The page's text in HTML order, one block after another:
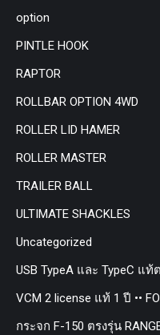
option
PINTLE HOOK
RAPTOR
ROLLBAR OPTION 4WD
ROLLER LID HAMER
ROLLER MASTER
TRAILER BALL
ULTIMATE SHACKLES
Uncategorized
USB TypeA และ TypeC แท้
VCM 2 license แท้ 1 ปี ••
กระจก F-150 ตรงรุ่น